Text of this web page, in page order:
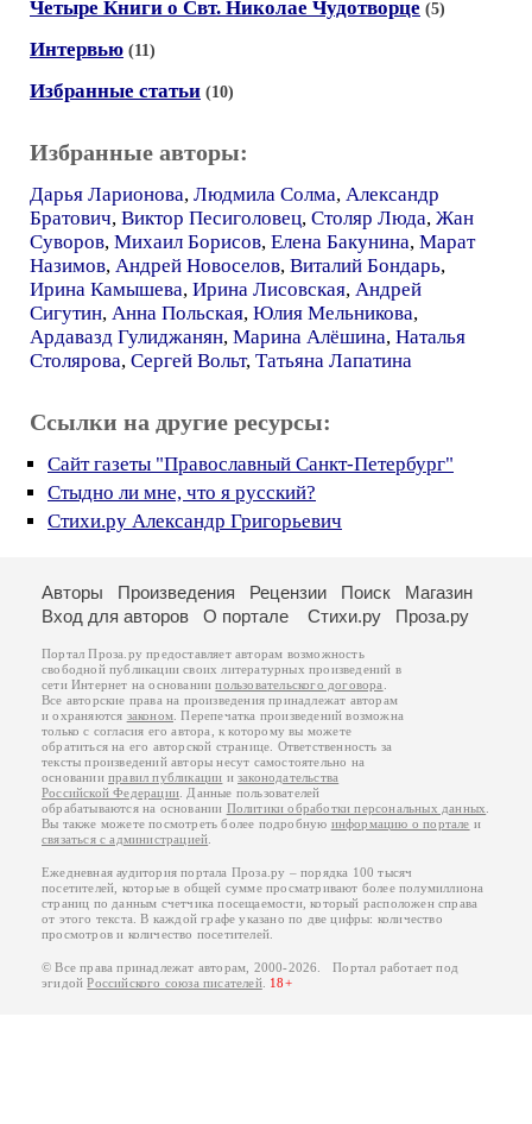
Четыре Книги о Свт. Николае Чудотворце (5)
Интервью (11)
Избранные статьи (10)
Избранные авторы:
Дарья Ларионова, Людмила Солма, Александр
Братович, Виктор Песиголовец, Столяр Люда, Жан
Суворов, Михаил Борисов, Елена Бакунина, Марат
Назимов, Андрей Новоселов, Виталий Бондарь,
Ирина Камышева, Ирина Лисовская, Андрей
Сигутин, Анна Польская, Юлия Мельникова,
Ардавазд Гулиджанян, Марина Алёшина, Наталья
Столярова, Сергей Вольт, Татьяна Лапатина
Ссылки на другие ресурсы:
Cайт газеты "Православный Санкт-Петербург"
Стыдно ли мне, что я русский?
Стихи.ру Александр Григорьевич
Авторы Произведения Рецензии Поиск
Магазин
Вход для авторов
О портале Стихи.ру Проза.ру
Портал Проза.ру предоставляет авторам возможность
свободной публикации своих литературных произведений в
сети Интернет на основаниипользовательского договора
Все авторские права на произведения принадлежат авторам
и охраняются законом . Перепечатка произведений возможна
только с согласия его автора, к которому вы можете
обратиться на его авторской странице. Ответственность за
тексты произведений авторы несут самостоятельно на
основанииправил публикации изаконодательства
Российской Федерации . Данные пользователей
обрабатываются на основании Политики обработки персональных данных
Вы также можете посмотреть более подробную информацию о портале и
связаться с администрацией
Ежедневная аудитория портала Проза.ру – порядка 100 тысяч
посетителей, которые в общей сумме просматривают более полумиллиона
страниц по данным счетчика посещаемости, который расположен справа
от этого текста. В каждой графе указано по две цифры: количество
просмотров и количество посетителей.
© Все права принадлежат авторам, 2000-2026. Портал работает под
эгидойРоссийского союза писателей. 18+